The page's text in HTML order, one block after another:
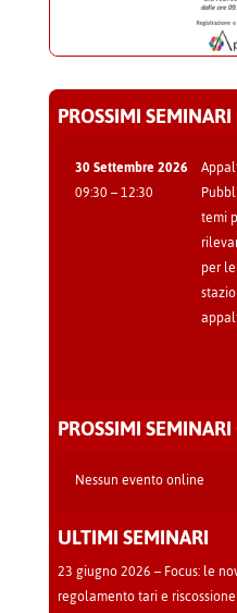
PROSSIMI
30 Settembre 2026
09:30–12:30
temi
per le
PROSSIMI
Nessun evento online
ULTIMI SEMINARI
23 giugno 2026 – Focus: le
regolamento tari e